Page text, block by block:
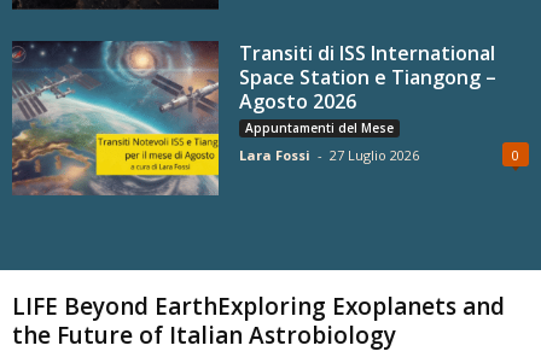
Transiti di ISS International
Space Station e Tiangong –
Agosto 2026
Appuntamenti del Mese
Lara Fossi - 27 Luglio 2026 0
LIFE Beyond EarthExploring Exoplanets and
the Future of Italian Astrobiology